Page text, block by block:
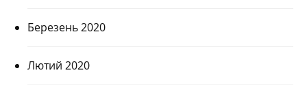
Березень 2020
Лютий 2020